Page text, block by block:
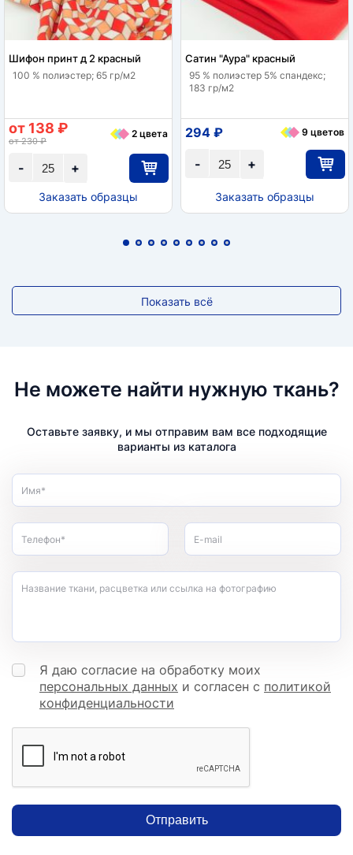
Шифон принт д 2 красный
100 % полиэстер; 65 гр/м2
+
-
от 138 ₽
от 230 ₽
2 цвета
Заказать образцы
Сатин "Аура" красный
95 % полиэстер 5% спандекс;
183 гр/м2
+
-
294 ₽ 9 цветов
Заказать образцы
Показать всё
Не можете найти нужную ткань?
Оставьте заявку, и мы отправим вам все подходящие
варианты из каталога
Имя*
Телефон* E-mail
Название ткани, расцветка или ссылка на фотографию
Я даю согласие на обработку моих
персональных данных и согласен с политикой
конфиденциальности
Отправить